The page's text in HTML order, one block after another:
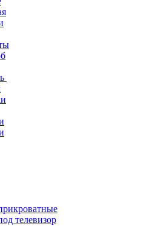
телевизор